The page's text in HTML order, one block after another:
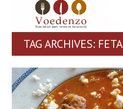
TAG ARCHIVES: FETA